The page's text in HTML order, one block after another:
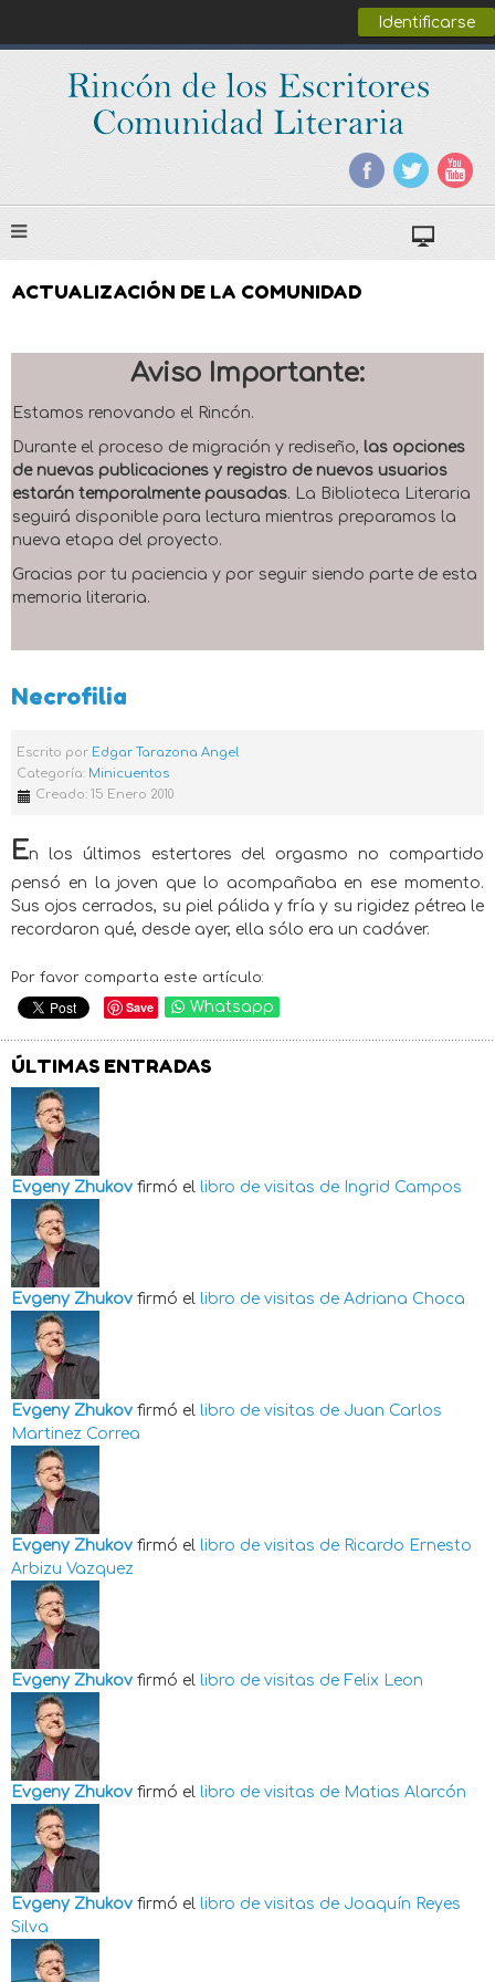
Identificarse
ACTUALIZACIÓN DE LA COMUNIDAD
Aviso Importante:
Estamos renovando el Rincón.
Durante el proceso de migración y rediseño, las opciones
de nuevas publicaciones y registro de nuevos usuarios
estarán temporalmente pausadas. La Biblioteca Literaria
seguirá disponible para lectura mientras preparamos la
nueva etapa del proyecto.
Gracias por tu paciencia y por seguir siendo parte de esta
memoria literaria.
Necrofilia
Escrito por Edgar Tarazona Angel
Categoría: Minicuentos
Creado: 15 Enero 2010
En los últimos estertores del orgasmo no compartido
pensó en la joven que lo acompañaba en ese momento.
Sus ojos cerrados, su piel pálida y fría y su rigidez pétrea le
recordaron qué, desde ayer, ella sólo era un cadáver.
Por favor comparta este artículo:
Save Whatsapp
ÚLTIMAS ENTRADAS
Evgeny Zhukov firmó el libro de visitas de Ingrid Campos
Evgeny Zhukov firmó el libro de visitas de Adriana Choca
Evgeny Zhukov firmó el libro de visitas de Juan Carlos
Martinez Correa
Evgeny Zhukov firmó el libro de visitas de Ricardo Ernesto
Arbizu Vazquez
Evgeny Zhukov firmó el libro de visitas de Felix Leon
Evgeny Zhukov firmó el libro de visitas de Matias Alarcón
Evgeny Zhukov firmó el libro de visitas de Joaquín Reyes
Silva